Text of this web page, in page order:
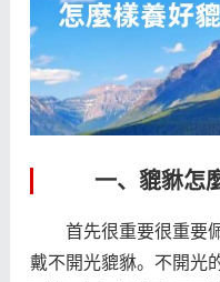
算命
八字命理 八
一、貔貅怎
首先很重要很重要
戴不開光貔貅。不開光